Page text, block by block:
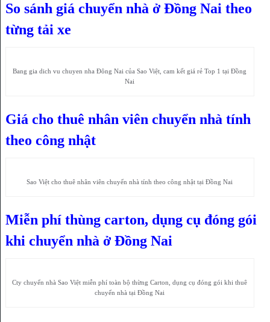
So sánh giá chuyển nhà ở Đồng Nai theo
từng tải xe
Bang gia dich vu chuyen nha Đông Nai của Sao Việt, cam kết giá rẻ Top 1 tại Đồng
Nai
Giá cho thuê nhân viên chuyển nhà tính
theo công nhật
Sao Việt cho thuê nhân viên chuyển nhà tính theo công nhật tại Đồng Nai
Miễn phí thùng carton, dụng cụ đóng gói
khi chuyển nhà ở Đồng Nai
Cty chuyển nhà Sao Việt miễn phí toàn bộ thừng Carton, dụng cụ đóng gói khi thuê
chuyển nhà tại Đồng Nai